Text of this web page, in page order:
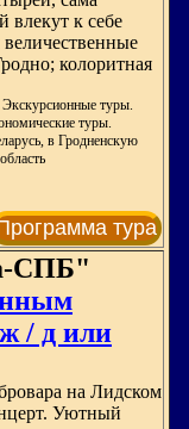
влекут к себе
колоритная
туры.
туры.
в Гродненскую
тура
СПБ"
/ д или
на Лидском
Уютный